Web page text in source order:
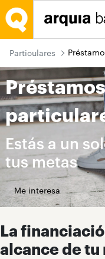
Saltar al contenido
Particulares
Estás a un
tus metas
Me interesa
La
alcance de tu